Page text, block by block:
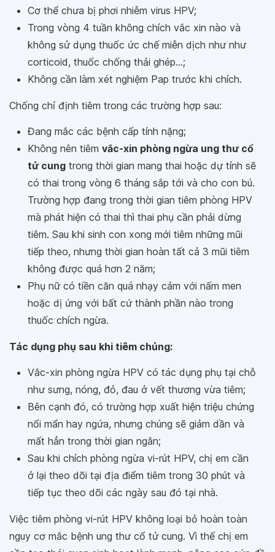
Cơ thể chưa bị phơi nhiễm virus HPV;
Trong vòng 4 tuần không chích vắc xin nào và
không sử dụng thuốc ức chế miễn dịch như như
corticoid, thuốc chống thải ghép...;
Không cần làm xét nghiệm Pap trước khi chích.
Chống chỉ định tiêm trong các trường hợp sau:
Đang mắc các bệnh cấp tính nặng;
Không nên tiêm vắc-xin phòng ngừa ung thư cổ
tử cung trong thời gian mang thai hoặc dự tính sẽ
có thai trong vòng 6 tháng sắp tới và cho con bú.
Trường hợp đang trong thời gian tiêm phòng HPV
mà phát hiện có thai thì thai phụ cần phải dừng
tiêm. Sau khi sinh con xong mới tiêm những mũi
tiếp theo, nhưng thời gian hoàn tất cả 3 mũi tiêm
không được quá hơn 2 năm;
Phụ nữ có tiền căn quá nhạy cảm với nấm men
hoặc dị ứng với bất cứ thành phần nào trong
thuốc chích ngừa.
Tác dụng phụ sau khi tiêm chủng:
Vắc-xin phòng ngừa HPV có tác dụng phụ tại chỗ
như sưng, nóng, đỏ, đau ở vết thương vừa tiêm;
Bên cạnh đó, có trường hợp xuất hiện triệu chứng
nổi mẩn hay ngứa, nhưng chúng sẽ giảm dần và
mất hẳn trong thời gian ngắn;
Sau khi chích phòng ngừa vi-rút HPV, chị em cần
ở lại theo dõi tại địa điểm tiêm trong 30 phút và
tiếp tục theo dõi các ngày sau đó tại nhà.
Việc tiêm phòng vi-rút HPV không loại bỏ hoàn toàn
nguy cơ mắc bệnh ung thư cổ tử cung. Vì thế chị em